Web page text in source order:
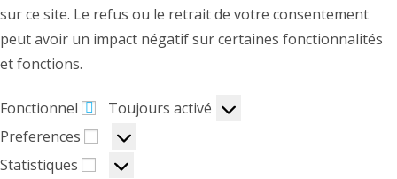
sur ce site. Le refus ou le retrait de votre consentement
peut avoir un impact négatif sur certaines fonctionnalités
et fonctions.
Fonctionnel Fonctionnel
Toujours activé
Preferences
Preferences
Statistiques Statistiques